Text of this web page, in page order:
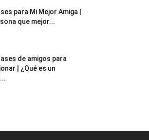
para Mi Mejor Amiga |
que mejor...
de amigos para
| ¿Qué es un